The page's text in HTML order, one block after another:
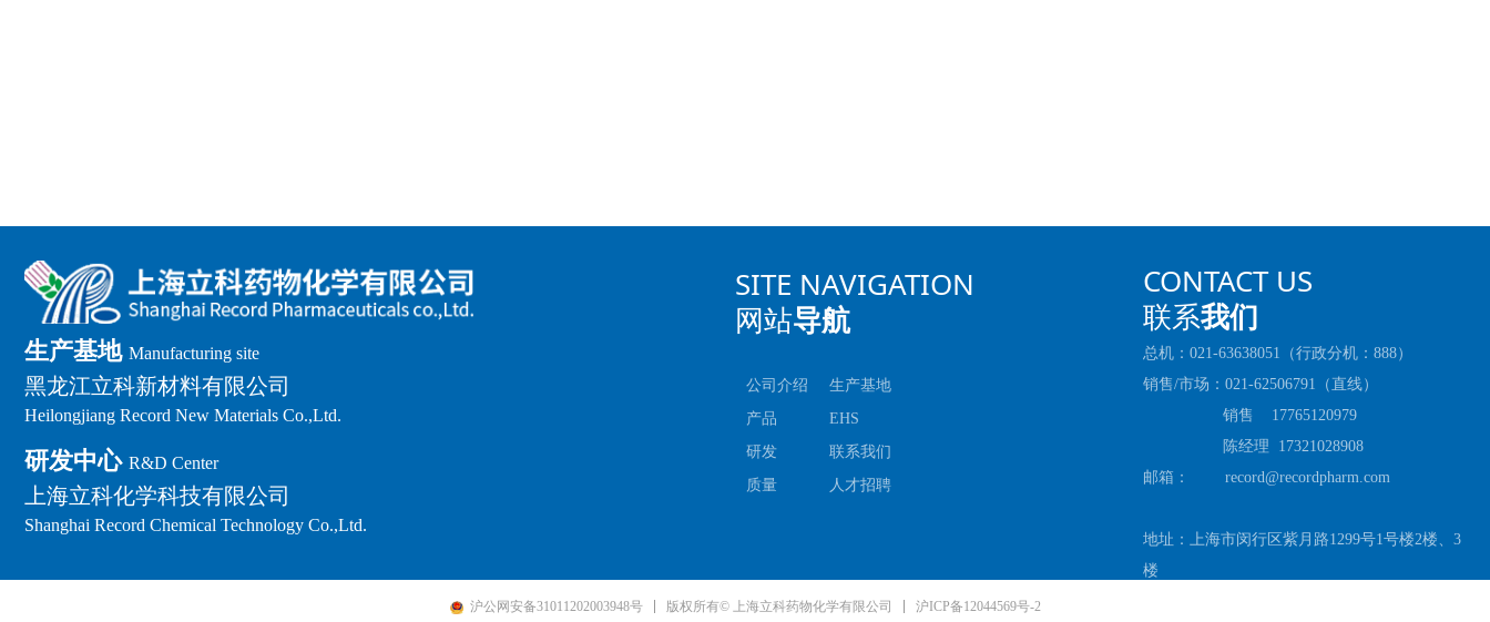
公司介绍
产品
研发
质量
生产基地
EHS
联系我们
人才招聘
SITE NAVIGATION
网站导航
CONTACT US
联系我们
总机：021-63638051（行政分机：888）
销售/市场：021-62506791（直线）
销售 17765120979
陈经理 17321028908
邮箱： record@recordpharm.com
地址：上海市闵行区紫月路1299号1号楼2楼、3
楼
生产基地 Manufacturing site
黑龙江立科新材料有限公司
Heilongjiang Record New Materials Co.,Ltd.
研发中心 R&D Center
上海立科化学科技有限公司
Shanghai Record Chemical Technology Co.,Ltd.
沪公网安备31011202003948号 版权所有© 上海立科药物化学有限公司 沪ICP备12044569号-2